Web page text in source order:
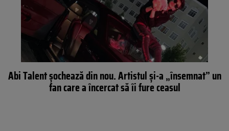
Abi Talent șochează din nou. Artistul și-a „însemnat” un
fan care a încercat să îi fure ceasul